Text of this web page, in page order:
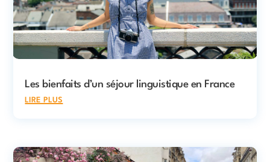
Les bienfaits d’un séjour linguistique en France
lire plus